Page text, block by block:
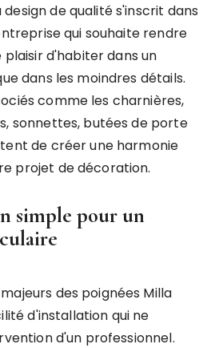
de qualité s'inscrit dans
qui souhaite rendre
d'habiter dans un
dans les moindres détails.
comme les charnières,
sonnettes, butées de porte
de créer une harmonie
projet de décoration.
simple pour un
des poignées Milla
d'installation qui ne
d'un professionnel.